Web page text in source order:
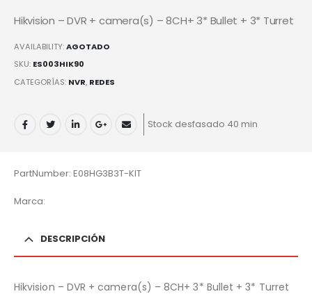
Hikvision – DVR + camera(s) – 8CH+ 3* Bullet + 3* Turret
AVAILABILITY:AGOTADO
SKU: ES003HIK90
CATEGORÍAS: NVR, REDES
Stock desfasado 40 min
PartNumber: E08HG3B3T-KIT
Marca:
DESCRIPCIÓN
Hikvision – DVR + camera(s) – 8CH+ 3* Bullet + 3* Turret